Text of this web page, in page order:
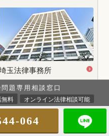
玉法律事務所
題専用相談窓口
無料 オンライン法律相談可能
064